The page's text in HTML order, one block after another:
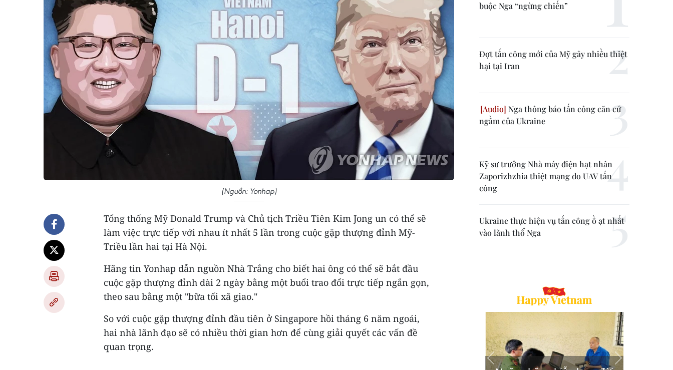
(Nguồn: Yonhap)
Tổng thống Mỹ Donald Trump và Chủ tịch Triều Tiên Kim Jong un có thể sẽ
làm việc trực tiếp với nhau ít nhất 5 lần trong cuộc gặp thượng đỉnh Mỹ-
Triều lần hai tại Hà Nội.
Hãng tin Yonhap dẫn nguồn Nhà Trắng cho biết hai ông có thể sẽ bắt đầu
cuộc gặp thượng đỉnh dài 2 ngày bằng một buổi trao đổi trực tiếp ngắn gọn,
theo sau bằng một "bữa tối xã giao."
So với cuộc gặp thượng đỉnh đầu tiên ở Singapore hồi tháng 6 năm ngoái,
hai nhà lãnh đạo sẽ có nhiều thời gian hơn để cùng giải quyết các vấn đề
quan trọng.
buộc Nga “ngừng chiến”
Đợt tấn công mới của Mỹ gây nhiều thiệt
hại tại Iran
Nga thông báo tấn công căn cứ
ngầm của Ukraine
Kỹ sư trưởng Nhà máy điện hạt nhân
Zaporizhzhia thiệt mạng do UAV tấn
công
Ukraine thực hiện vụ tấn công ồ ạt nhất
vào lãnh thổ Nga